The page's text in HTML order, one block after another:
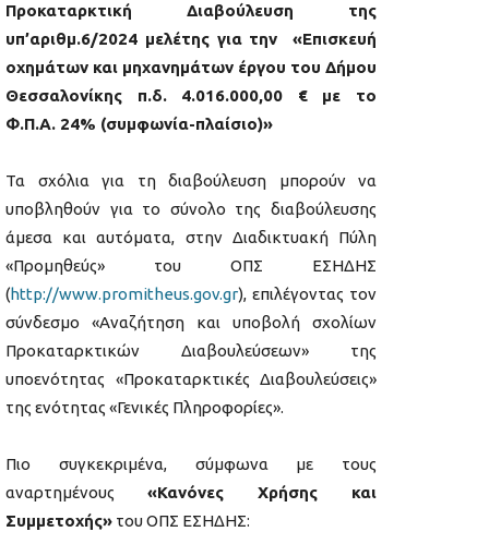
Προκαταρκτική Διαβούλευση της
υπ’αριθμ.6/2024 μελέτης για την «Επισκευή
οχημάτων και μηχανημάτων έργου του Δήμου
Θεσσαλονίκης π.δ. 4.016.000,00 € με το
Φ.Π.Α. 24% (συμφωνία-πλαίσιο)»
Τα σχόλια για τη διαβούλευση μπορούν να
υποβληθούν για το σύνολο της διαβούλευσης
άμεσα και αυτόματα, στην Διαδικτυακή Πύλη
«Προμηθεύς» του ΟΠΣ ΕΣΗΔΗΣ
(http://www.promitheus.gov.gr), επιλέγοντας τον
σύνδεσμο «Αναζήτηση και υποβολή σχολίων
Προκαταρκτικών Διαβουλεύσεων» της
υποενότητας «Προκαταρκτικές Διαβουλεύσεις»
της ενότητας «Γενικές Πληροφορίες».
Πιο συγκεκριμένα, σύμφωνα με τους
αναρτημένους «Κανόνες Χρήσης και
Συμμετοχής» του ΟΠΣ ΕΣΗΔΗΣ: